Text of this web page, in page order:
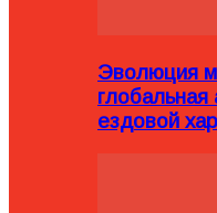
Эволюция
глобальная
ездовой